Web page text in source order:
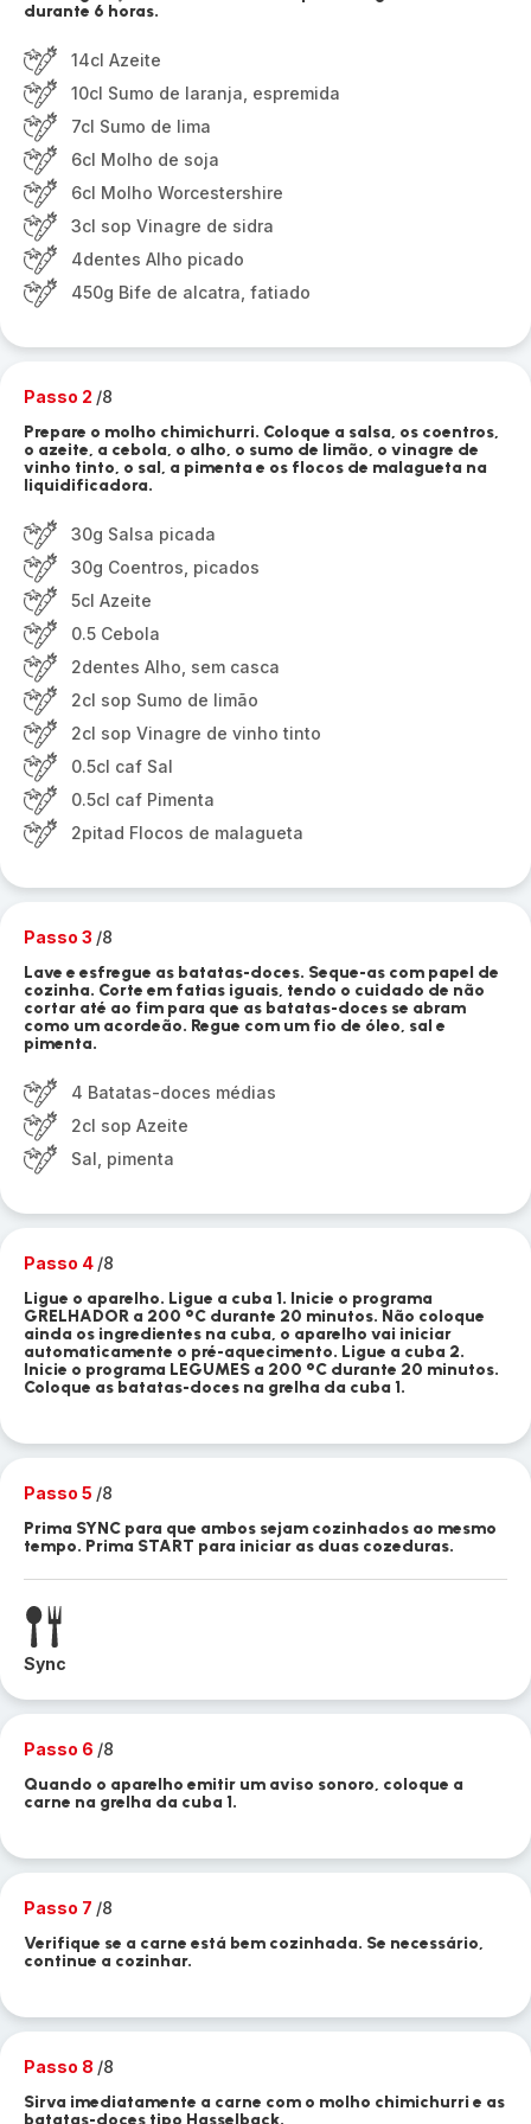
durante 6 horas.
14cl Azeite
10cl Sumo de laranja, espremida
7cl Sumo de lima
6cl Molho de soja
6cl Molho Worcestershire
3cl sop Vinagre de sidra
4dentes Alho picado
450g Bife de alcatra, fatiado
Passo 2 /8
Prepare o molho chimichurri. Coloque a salsa, os coentros,
o azeite, a cebola, o alho, o sumo de limão, o vinagre de
vinho tinto, o sal, a pimenta e os flocos de malagueta na
liquidificadora.
30g Salsa picada
30g Coentros, picados
5cl Azeite
0.5 Cebola
2dentes Alho, sem casca
2cl sop Sumo de limão
2cl sop Vinagre de vinho tinto
0.5cl caf Sal
0.5cl caf Pimenta
2pitad Flocos de malagueta
Passo 3 /8
Lave e esfregue as batatas-doces. Seque-as com papel de
cozinha. Corte em fatias iguais, tendo o cuidado de não
cortar até ao fim para que as batatas-doces se abram
como um acordeão. Regue com um fio de óleo, sal e
pimenta.
4 Batatas-doces médias
2cl sop Azeite
Sal, pimenta
Passo 4 /8
Ligue o aparelho. Ligue a cuba 1. Inicie o programa
GRELHADOR a 200 °C durante 20 minutos. Não coloque
ainda os ingredientes na cuba, o aparelho vai iniciar
automaticamente o pré-aquecimento. Ligue a cuba 2.
Inicie o programa LEGUMES a 200 °C durante 20 minutos.
Coloque as batatas-doces na grelha da cuba 1.
Passo 5 /8
Prima SYNC para que ambos sejam cozinhados ao mesmo
tempo. Prima START para iniciar as duas cozeduras.
Sync
Passo 6 /8
Quando o aparelho emitir um aviso sonoro, coloque a
carne na grelha da cuba 1.
Passo 7 /8
Verifique se a carne está bem cozinhada. Se necessário,
continue a cozinhar.
Passo 8 /8
Sirva imediatamente a carne com o molho chimichurri e as
batatas-doces tipo Hasselback.